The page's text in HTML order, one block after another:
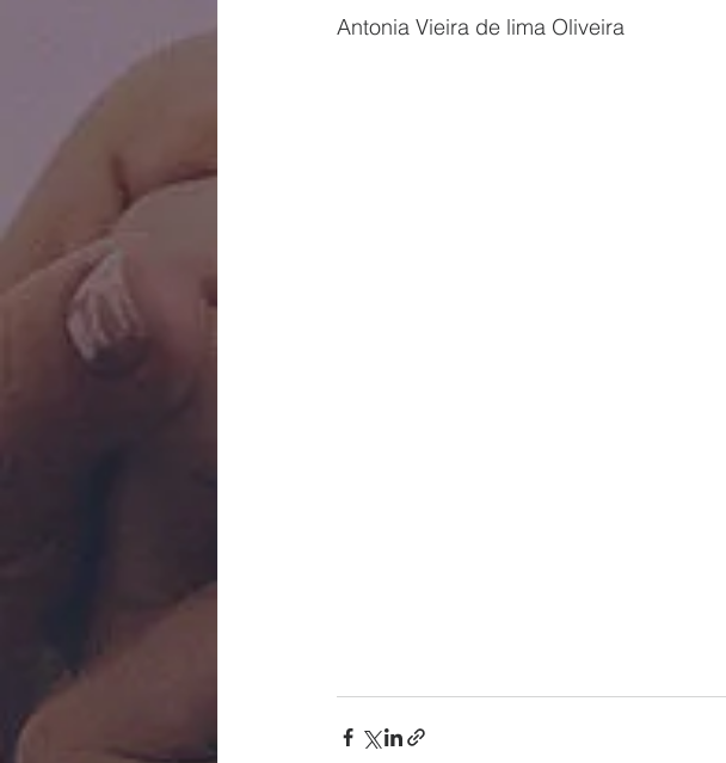
Antonia Vieira de lima Oliveira